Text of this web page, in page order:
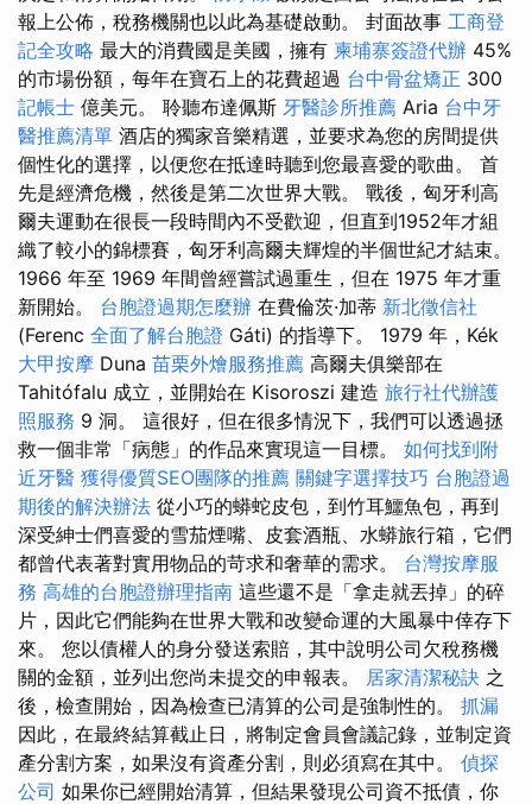
報上公佈，稅務機關也以此為基礎啟動。 封面故事 工商登
記全攻略 最大的消費國是美國，擁有 柬埔寨簽證代辦 45%
的市場份額，每年在寶石上的花費超過 台中骨盆矯正 300
記帳士 億美元。 聆聽布達佩斯 牙醫診所推薦 Aria 台中牙
醫推薦清單 酒店的獨家音樂精選，並要求為您的房間提供
個性化的選擇，以便您在抵達時聽到您最喜愛的歌曲。 首
先是經濟危機，然後是第二次世界大戰。 戰後，匈牙利高
爾夫運動在很長一段時間內不受歡迎，但直到1952年才組
織了較小的錦標賽，匈牙利高爾夫輝煌的半個世紀才結束。
1966 年至 1969 年間曾經嘗試過重生，但在 1975 年才重
新開始。 台胞證過期怎麼辦 在費倫茨·加蒂 新北徵信社
(Ferenc 全面了解台胞證 Gáti) 的指導下。 1979 年，Kék
大甲按摩 Duna 苗栗外燴服務推薦 高爾夫俱樂部在
Tahitófalu 成立，並開始在 Kisoroszi 建造 旅行社代辦護
照服務 9 洞。 這很好，但在很多情況下，我們可以透過拯
救一個非常「病態」的作品來實現這一目標。 如何找到附
近牙醫 獲得優質SEO團隊的推薦 關鍵字選擇技巧 台胞證過
期後的解決辦法 從小巧的蟒蛇皮包，到竹耳鱷魚包，再到
深受紳士們喜愛的雪茄煙嘴、皮套酒瓶、水蟒旅行箱，它們
都曾代表著對實用物品的苛求和奢華的需求。 台灣按摩服
務 高雄的台胞證辦理指南 這些還不是「拿走就丟掉」的碎
片，因此它們能夠在世界大戰和改變命運的大風暴中倖存下
來。 您以債權人的身分發送索賠，其中說明公司欠稅務機
關的金額，並列出您尚未提交的申報表。 居家清潔秘訣 之
後，檢查開始，因為檢查已清算的公司是強制性的。 抓漏
因此，在最終結算截止日，將制定會員會議記錄，並制定資
產分割方案，如果沒有資產分割，則必須寫在其中。 偵探
公司 如果你已經開始清算，但結果發現公司資不抵債，你